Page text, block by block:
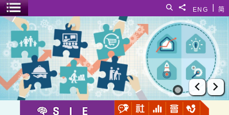
简
ENG
分享給
搜尋
選單開關
沿圖
上一張
下